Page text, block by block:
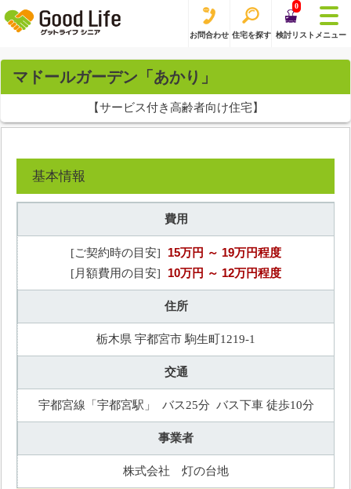
お問合わせ 住宅を探す
0
検討リスト メニュー
マドールガーデン「あかり」
【サービス付き高齢者向け住宅】
基本情報
費用
[ご契約時の目安] 15万円 ～ 19万円程度
[月額費用の目安] 10万円 ～ 12万円程度
住所
栃木県 宇都宮市 駒生町1219-1
交通
宇都宮線「宇都宮駅」 バス25分 バス下車 徒歩10分
事業者
株式会社 灯の台地